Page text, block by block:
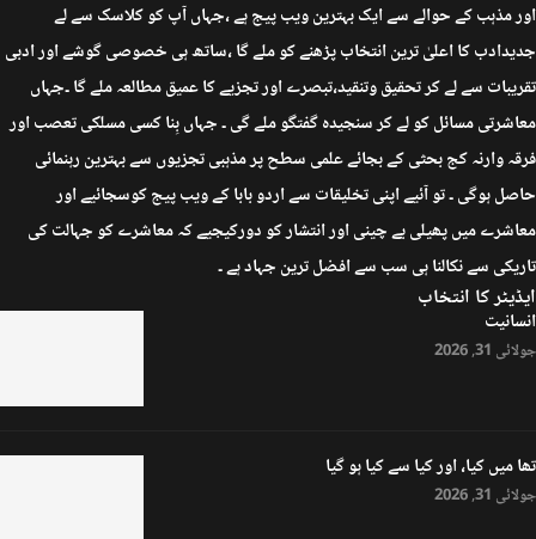
اور مذہب کے حوالے سے ایک بہترین ویب پیج ہے ،جہاں آپ کو کلاسک سے لے
جدیدادب کا اعلیٰ ترین انتخاب پڑھنے کو ملے گا ،ساتھ ہی خصوصی گوشے اور ادبی
تقریبات سے لے کر تحقیق وتنقید،تبصرے اور تجزیے کا عمیق مطالعہ ملے گا ۔جہاں
معاشرتی مسائل کو لے کر سنجیدہ گفتگو ملے گی ۔ جہاں بِنا کسی مسلکی تعصب اور
فرقہ وارنہ کج بحثی کے بجائے علمی سطح پر مذہبی تجزیوں سے بہترین رہنمائی
حاصل ہوگی ۔ تو آئیے اپنی تخلیقات سے اردو بابا کے ویب پیج کوسجائیے اور
معاشرے میں پھیلی بے چینی اور انتشار کو دورکیجیے کہ معاشرے کو جہالت کی
تاریکی سے نکالنا ہی سب سے افضل ترین جہاد ہے ۔
ایڈیٹر کا انتخاب
انسانیت
جولائی 31, 2026
تھا میں کیا، اور کیا سے کیا ہو گیا
جولائی 31, 2026